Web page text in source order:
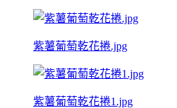
紫薯葡萄乾花捲.jpg
紫薯葡萄乾花捲1.jpg